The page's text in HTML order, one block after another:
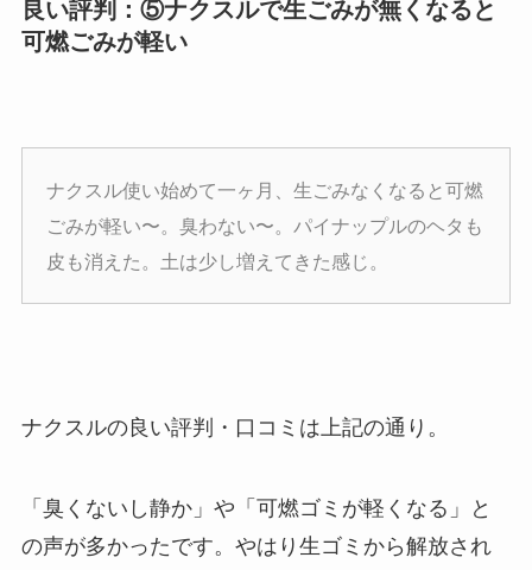
良い評判：⑤ナクスルで生ごみが無くなると
可燃ごみが軽い
ナクスル使い始めて一ヶ月、生ごみなくなると可燃
ごみが軽い〜。臭わない〜。パイナップルのヘタも
皮も消えた。土は少し増えてきた感じ。
ナクスルの良い評判・口コミは上記の通り。
「臭くないし静か」や「可燃ゴミが軽くなる」と
の声が多かったです。やはり生ゴミから解放され